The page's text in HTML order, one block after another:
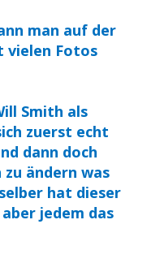
man auf der
vielen Fotos
Smith als
zuerst echt
dann doch
zu ändern was
hat dieser
jedem das